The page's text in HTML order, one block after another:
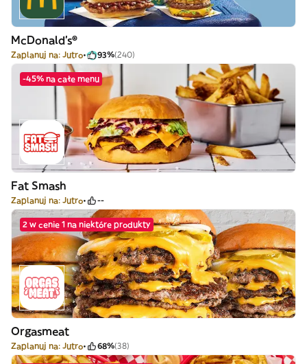
McDonald's®
Zaplanuj na: Jutro 93%(240)
-45% na całe menu
Fat Smash
Zaplanuj na: Jutro --
2 w cenie 1 na niektóre produkty
Orgasmeat
Zaplanuj na: Jutro 68%(38)